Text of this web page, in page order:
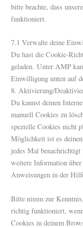
bitte beachte, dass
funktioniert.
7.1 Verwalte deine
Du hast die Cookie-
geladen. Unter AMP
Einwilligung unten auf
8. Aktivierung/
Du kannst deinen
manuell Cookies zu
spezielle Cookies nicht
Möglichkeit ist es
jedes Mal
weitere Information
Anweisungen in der
Bitte nimm zur
richtig funktioniert,
Cookies in deinem